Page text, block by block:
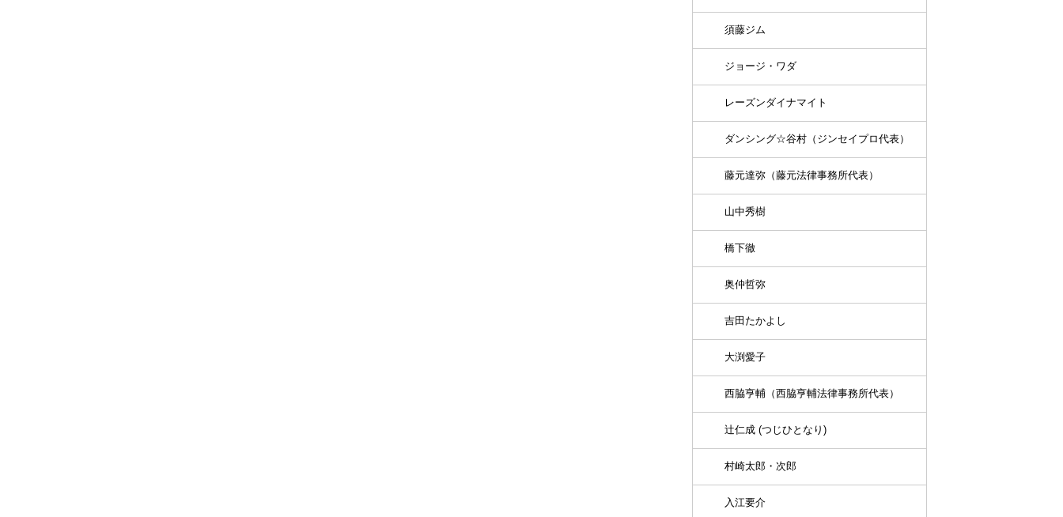
須藤ジム
ジョージ・ワダ
レーズンダイナマイト
ダンシング☆谷村（ジンセイプロ代表）
藤元達弥（藤元法律事務所代表）
山中秀樹
橋下徹
奥仲哲弥
吉田たかよし
大渕愛子
西脇亨輔（西脇亨輔法律事務所代表）
辻仁成 (つじひとなり)
村崎太郎・次郎
入江要介